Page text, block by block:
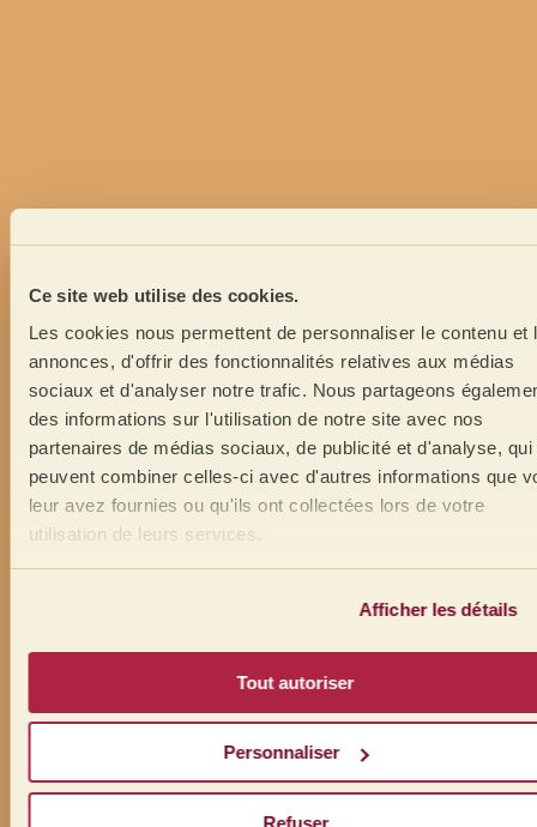
Ce site web utilise des cookies.
Les cookies nous permettent de personnaliser le contenu et
annonces, d'offrir des fonctionnalités relatives aux médias
sociaux et d'analyser notre trafic. Nous partageons
des informations sur l'utilisation de notre site avec nos
partenaires de médias sociaux, de publicité et d'analyse, qui
peuvent combiner celles-ci avec d'autres informations que
leur avez fournies ou qu'ils ont collectées lors de votre
utilisation de leurs services.
Afficher les détails
Tout autoriser
Personnaliser
Refuser